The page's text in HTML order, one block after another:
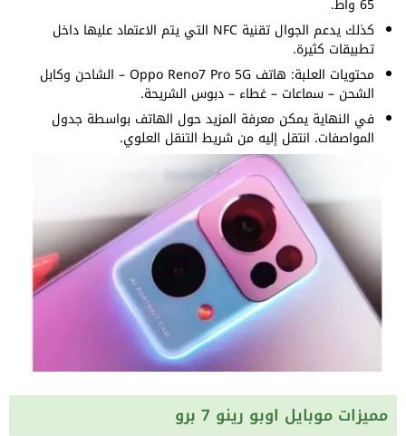
كذلك يدعم الجوال تقنية NFC التي يتم الاعتماد عليها داخل
تطبيقات كثيرة.
محتويات العلبة: هاتف Oppo Reno7 Pro 5G – الشاحن وكابل
الشحن – سماعات – غطاء – دبوس الشريحة.
في النهاية يمكن معرفة المزيد حول الهاتف بواسطة جدول
المواصفات. انتقل إليه من شريط التنقل العلوي.
مميزات موبايل اوبو رينو 7 برو